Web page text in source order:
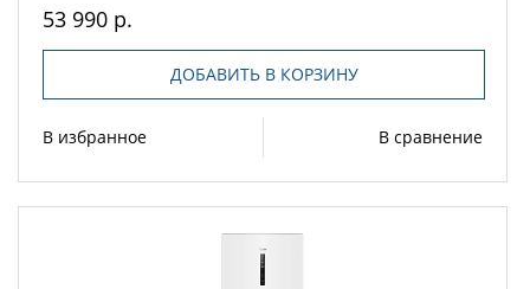
53 990 р.
ДОБАВИТЬ В КОРЗИНУ
В избранное В сравнение